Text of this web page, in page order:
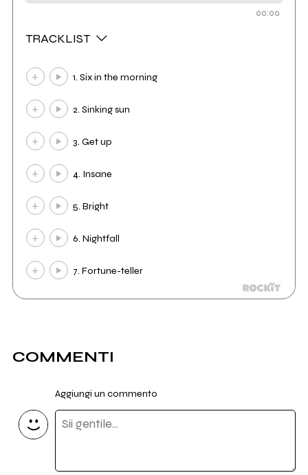
00:00
TRACKLIST
1. Six in the morning
2. Sinking sun
3. Get up
4. Insane
5. Bright
6. Nightfall
7. Fortune-teller
COMMENTI
Aggiungi un commento